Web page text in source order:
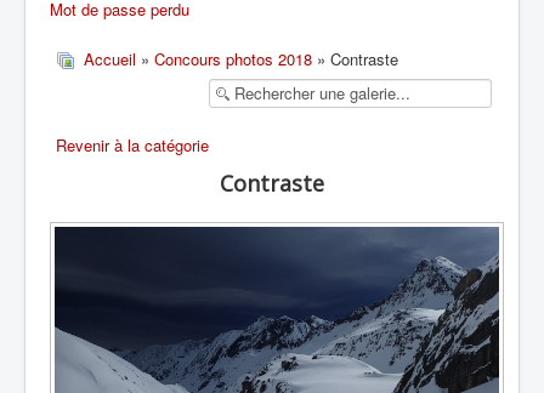
RANDONNÉE SPORTIVE
Mot de passe perdu
Accueil » Concours photos 2018 » Contraste
Revenir à la catégorie
Contraste